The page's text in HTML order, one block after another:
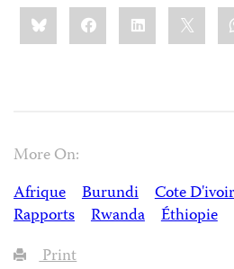
Share
this:BlueskyFacebookLinkedIn
More On:
Afrique
Burundi Cote
Rapports
Rwanda
Éthiopie
Print